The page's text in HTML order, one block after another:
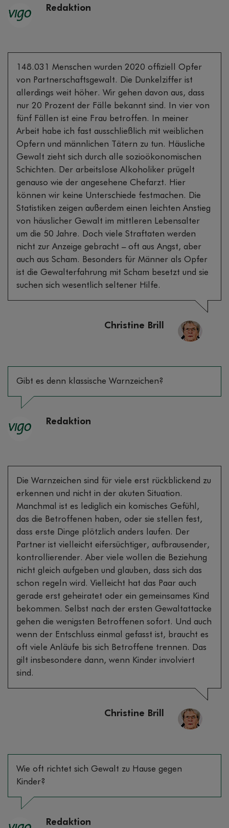
Redaktion
148.031 Menschen wurden 2020 offiziell Opfer
von Partnerschaftsgewalt. Die Dunkelziffer ist
allerdings weit höher. Wir gehen davon aus, dass
nur 20 Prozent der Fälle bekannt sind. In vier von
fünf Fällen ist eine Frau betroffen. In meiner
Arbeit habe ich fast ausschließlich mit weiblichen
Opfern und männlichen Tätern zu tun. Häusliche
Gewalt zieht sich durch alle sozioökonomischen
Schichten. Der arbeitslose Alkoholiker prügelt
genauso wie der angesehene Chefarzt. Hier
können wir keine Unterschiede festmachen. Die
Statistiken zeigen außerdem einen leichten Anstieg
von häuslicher Gewalt im mittleren Lebensalter
um die 50 Jahre. Doch viele Straftaten werden
nicht zur Anzeige gebracht – oft aus Angst, aber
auch aus Scham. Besonders für Männer als Opfer
ist die Gewalterfahrung mit Scham besetzt und sie
suchen sich wesentlich seltener Hilfe.
Christine Brill
Gibt es denn klassische Warnzeichen?
Redaktion
Die Warnzeichen sind für viele erst rückblickend zu
erkennen und nicht in der akuten Situation.
Manchmal ist es lediglich ein komisches Gefühl,
das die Betroffenen haben, oder sie stellen fest,
dass erste Dinge plötzlich anders laufen. Der
Partner ist vielleicht eifersüchtiger, aufbrausender,
kontrollierender. Aber viele wollen die Beziehung
nicht gleich aufgeben und glauben, dass sich das
schon regeln wird. Vielleicht hat das Paar auch
gerade erst geheiratet oder ein gemeinsames Kind
bekommen. Selbst nach der ersten Gewaltattacke
gehen die wenigsten Betroffenen sofort. Und auch
wenn der Entschluss einmal gefasst ist, braucht es
oft viele Anläufe bis sich Betroffene trennen. Das
gilt insbesondere dann, wenn Kinder involviert
sind.
Christine Brill
Wie oft richtet sich Gewalt zu Hause gegen
Kinder?
Redaktion